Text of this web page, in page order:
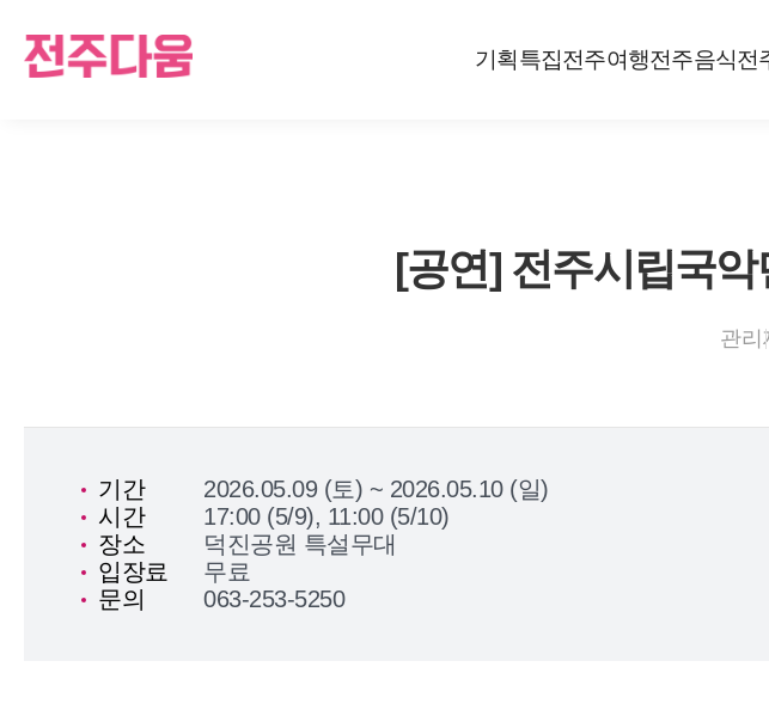
기획특집전주여행전주음식전
[공연] 전주시립국
관리
기간
2026.05.09 (토) ~ 2026.05.10 (일)
시간
17:00 (5/9), 11:00 (5/10)
장소
덕진공원 특설무대
입장료
무료
문의
063-253-5250